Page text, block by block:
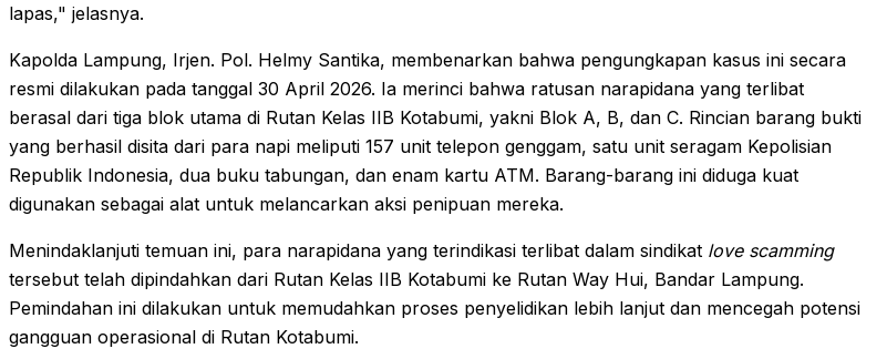
lapas," jelasnya.
Kapolda Lampung, Irjen. Pol. Helmy Santika, membenarkan bahwa pengungkapan kasus ini secara
resmi dilakukan pada tanggal 30 April 2026. Ia merinci bahwa ratusan narapidana yang terlibat
berasal dari tiga blok utama di Rutan Kelas IIB Kotabumi, yakni Blok A, B, dan C. Rincian barang bukti
yang berhasil disita dari para napi meliputi 157 unit telepon genggam, satu unit seragam Kepolisian
Republik Indonesia, dua buku tabungan, dan enam kartu ATM. Barang-barang ini diduga kuat
digunakan sebagai alat untuk melancarkan aksi penipuan mereka.
Menindaklanjuti temuan ini, para narapidana yang terindikasi terlibat dalam sindikat love scamming
tersebut telah dipindahkan dari Rutan Kelas IIB Kotabumi ke Rutan Way Hui, Bandar Lampung.
Pemindahan ini dilakukan untuk memudahkan proses penyelidikan lebih lanjut dan mencegah potensi
gangguan operasional di Rutan Kotabumi.